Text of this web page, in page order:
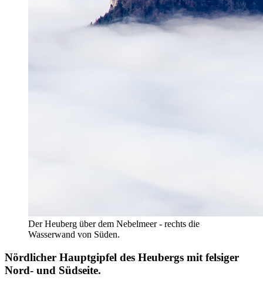
Der Heuberg über dem Nebelmeer - rechts die
Wasserwand von Süden.
Nördlicher Hauptgipfel des Heubergs mit felsiger
Nord- und Südseite.